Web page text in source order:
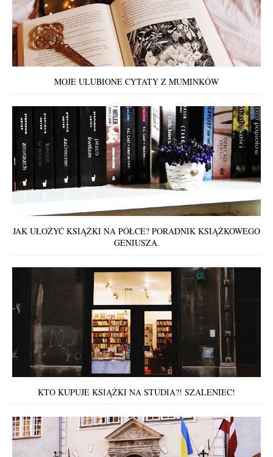
MOJE ULUBIONE CYTATY Z MUMINKÓW
JAK UŁOŻYĆ KSIĄŻKI NA PÓŁCE? PORADNIK KSIĄŻKOWEGO
GENIUSZA.
KTO KUPUJE KSIĄŻKI NA STUDIA?! SZALENIEC!